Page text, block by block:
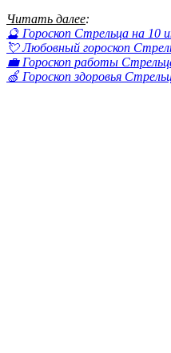
Читать далее:
🔮 Гороскоп Стрельца на 10
💘 Любовный гороскоп
💼 Гороскоп работы
🍏 Гороскоп здоровья